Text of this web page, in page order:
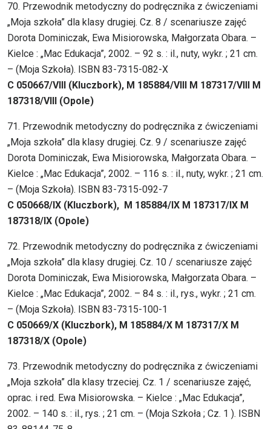
70. Przewodnik metodyczny do podręcznika z ćwiczeniami
„Moja szkoła” dla klasy drugiej. Cz. 8 / scenariusze zajęć
Dorota Dominiczak, Ewa Misiorowska, Małgorzata Obara. –
Kielce : „Mac Edukacja”, 2002. – 92 s. : il., nuty, wykr. ; 21 cm.
– (Moja Szkoła). ISBN 83-7315-082-X
C 050667/VIII (Kluczbork), M 185884/VIII M 187317/VIII M
187318/VIII (Opole)
71. Przewodnik metodyczny do podręcznika z ćwiczeniami
„Moja szkoła” dla klasy drugiej. Cz. 9 / scenariusze zajęć
Dorota Dominiczak, Ewa Misiorowska, Małgorzata Obara. –
Kielce : „Mac Edukacja”, 2002. – 116 s. : il., nuty, wykr. ; 21 cm.
– (Moja Szkoła). ISBN 83-7315-092-7
C 050668/IX (Kluczbork), M 185884/IX M 187317/IX M
187318/IX (Opole)
72. Przewodnik metodyczny do podręcznika z ćwiczeniami
„Moja szkoła” dla klasy drugiej. Cz. 10 / scenariusze zajęć
Dorota Dominiczak, Ewa Misiorowska, Małgorzata Obara. –
Kielce : „Mac Edukacja”, 2002. – 84 s. : il., rys., wykr. ; 21 cm.
– (Moja Szkoła). ISBN 83-7315-100-1
C 050669/X (Kluczbork), M 185884/X M 187317/X M
187318/X (Opole)
73. Przewodnik metodyczny do podręcznika z ćwiczeniami
„Moja szkoła” dla klasy trzeciej. Cz. 1 / scenariusze zajęć,
oprac. i red. Ewa Misiorowska. – Kielce : „Mac Edukacja”,
2002. – 140 s. : il., rys. ; 21 cm. – (Moja Szkoła ; Cz. 1 ). ISBN